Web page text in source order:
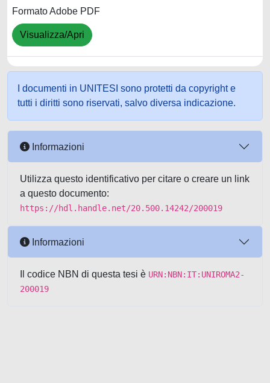
Formato Adobe PDF
Visualizza/Apri
I documenti in UNITESI sono protetti da copyright e
tutti i diritti sono riservati, salvo diversa indicazione.
Informazioni
Utilizza questo identificativo per citare o creare un link
a questo documento:
https://hdl.handle.net/20.500.14242/200019
Informazioni
Il codice NBN di questa tesi è URN:NBN:IT:UNIROMA2-
200019